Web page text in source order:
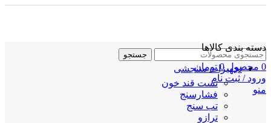
جستجو
0 محصول 0 تومان
ورود / ثبت نام
منو
دسته بندی کالاها
تجهیزات سنجشی
تست قند خون
فشارسنج
تب سنج
ترازو